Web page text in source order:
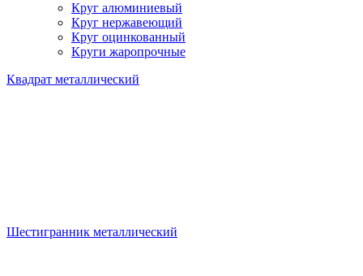
Круг алюминиевый
Круг нержавеющий
Круг оцинкованный
Круги жаропрочные
Квадрат металлический
Шестигранник металлический